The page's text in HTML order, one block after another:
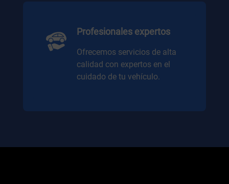
Profesionales expertos
Ofrecemos servicios de alta
calidad con expertos en el
cuidado de tu vehículo.